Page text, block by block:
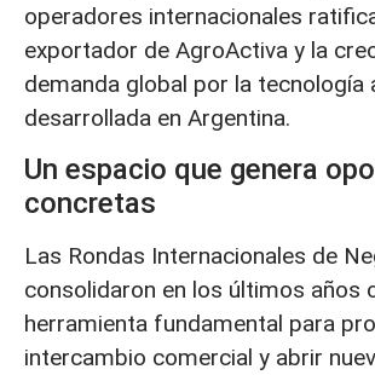
operadores internacionales
exportador de AgroActiva y la
demanda global por la tecnología
desarrollada en Argentina.
Un espacio que genera
concretas
Las Rondas Internacionales de
consolidaron en los últimos años
herramienta fundamental para
intercambio comercial y abrir